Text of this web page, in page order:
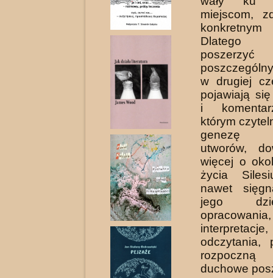
miejscom,
poszerzyć
w drugiej
pojawiają
i
którym
genezę
utworów,
więcej o
życia
nawet
jego
opracowania,
odczytania,
duchowe